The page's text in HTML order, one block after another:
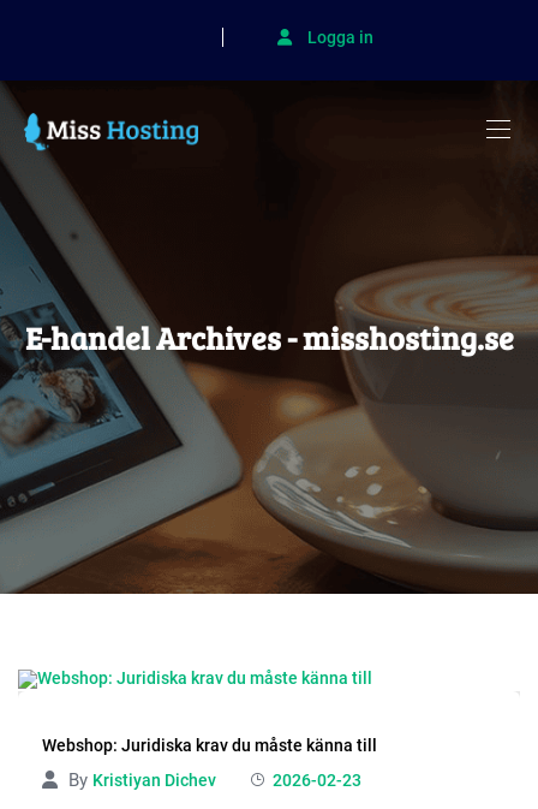
Logga in
E-handel Archives - misshosting.se
Webshop: Juridiska krav du måste känna till
By Kristiyan Dichev 2026-02-23